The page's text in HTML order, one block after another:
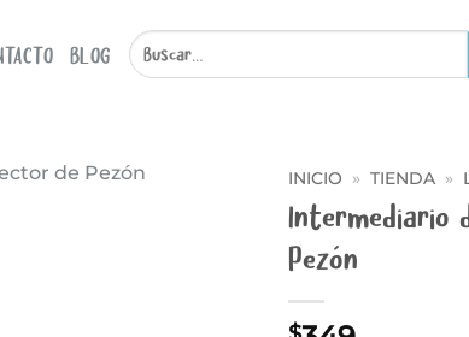
BLOG
Buscar
por:
INICIO » TIENDA »
Intermediario
Pezón